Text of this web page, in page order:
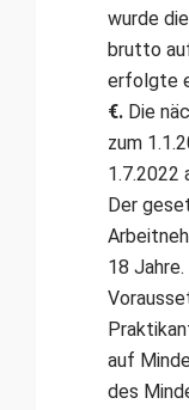
wurde
brutto
erfolgte
€. Die
zum
1.7.2022
Der
18
auf
des